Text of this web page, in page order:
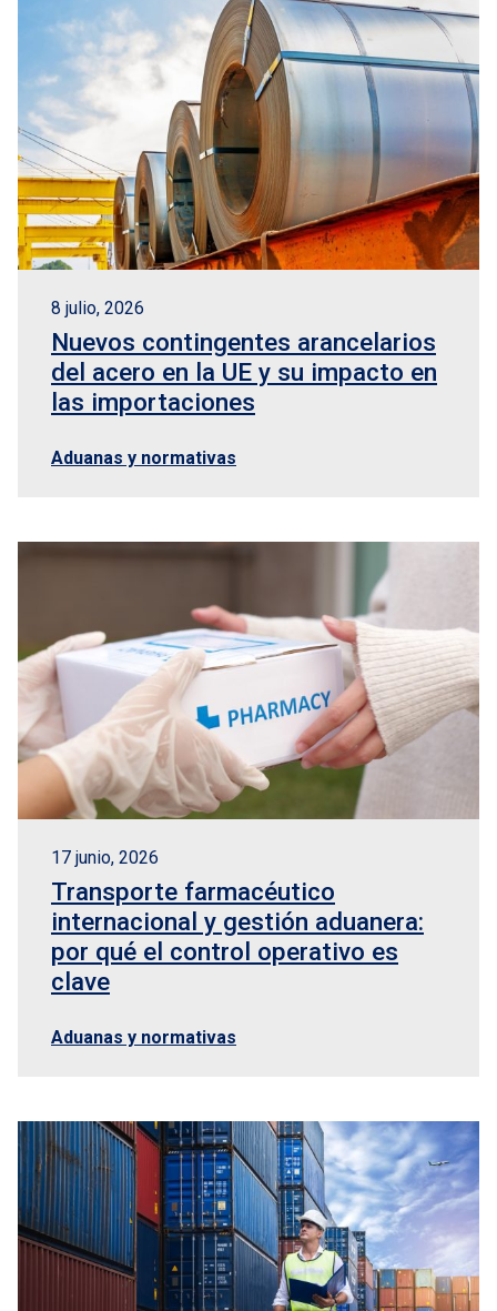
8 julio, 2026
Nuevos contingentes arancelarios
del acero en la UE y su impacto en
las importaciones
Aduanas y normativas
17 junio, 2026
Transporte farmacéutico
internacional y gestión aduanera:
por qué el control operativo es
clave
Aduanas y normativas